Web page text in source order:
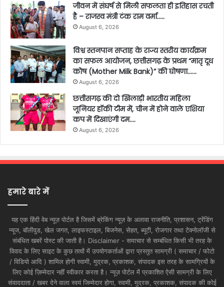
जीवन में संघर्ष से मिली सफलता ही इतिहास रचती
है – राजस्व मंत्री टंक राम वर्मा…..
August 6, 2026
विश्व स्तनपान सप्ताह के राज्य स्तरीय कार्यक्रम
का सफल आयोजन, छत्तीसगढ़ के प्रथम “मातृ दूध
कोष (Mother Milk Bank)” की घोषणा……
August 6, 2026
छत्तीसगढ़ की दो खिलाड़ी भारतीय महिला
जूनियर हॉकी टीम में, चीन में होने वाले एशिया
कप में दिखाएंगी दम….
August 6, 2026
हमारे बारे में
यह एक हिंदी वेब न्यूज़ पोर्टल है जिसमें ब्रेकिंग न्यूज़ के अलावा राजनीति, प्रशासन, ट्रेंडिंग
न्यूज, बॉलीवुड, खेल जगत, लाइफस्टाइल, बिजनेस, सेहत, ब्यूटी, रोजगार तथा टेक्नोलॉजी से
संबंधित खबरें पोस्ट की जाती है। Disclaimer - समाचार से सम्बंधित किसी भी तरह के
विवाद के लिए साइट के कुछ तत्वों में उपयोगकर्ताओं द्वारा प्रस्तुत सामग्री ( समाचार / फोटो
/ विडियो आदि ) शामिल होगी स्वामी, मुद्रक, प्रकाशक, संपादक इस तरह के सामग्रियों के
लिए कोई ज़िम्मेदार नहीं स्वीकार करता है। न्यूज़ पोर्टल में प्रकाशित ऐसी सामग्री के लिए
संवाददाता / खबर देने वाला स्वयं जिम्मेदार होगा, स्वामी, मुद्रक, प्रकाशक, संपादक की कोई